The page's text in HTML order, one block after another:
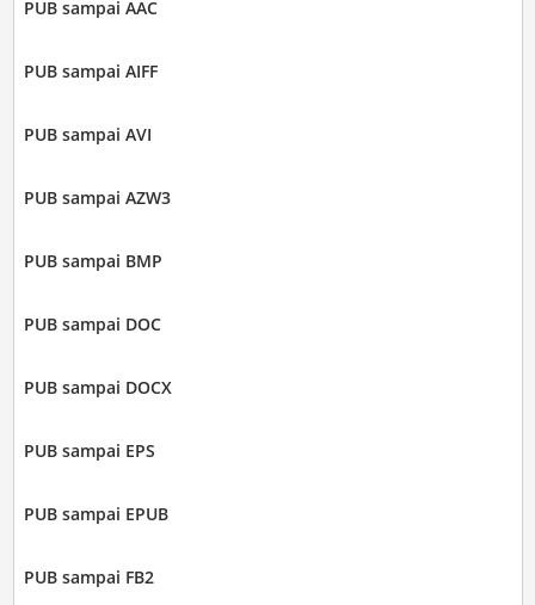
PUB sampai AAC
PUB sampai AIFF
PUB sampai AVI
PUB sampai AZW3
PUB sampai BMP
PUB sampai DOC
PUB sampai DOCX
PUB sampai EPS
PUB sampai EPUB
PUB sampai FB2